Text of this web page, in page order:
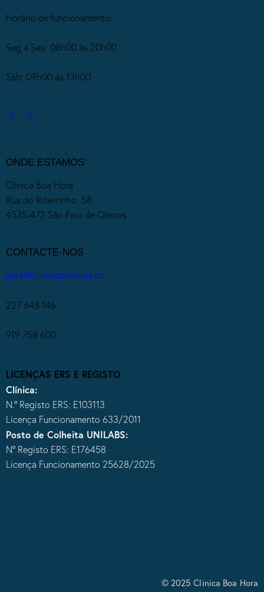
Horário de funcionamento:
Seg a Sex: 08h00 às 20h00
Sáb: 09h00 às 13h00
ONDE ESTAMOS
Clínica Boa Hora
Rua do Ribeirinho, 58
4535-472 São Paio de Oleiros
CONTACTE-NOS
geral@clinicaboahora.pt
227 648 146
919 758 600
LICENÇAS ERS E REGISTO
Clínica:
N.º Registo ERS: E103113
Licença Funcionamento 633/2011
Posto de Colheita UNILABS:
Nº Registo ERS: E176458
Licença Funcionamento 25628/2025
© 2025 Clinica Boa Hora